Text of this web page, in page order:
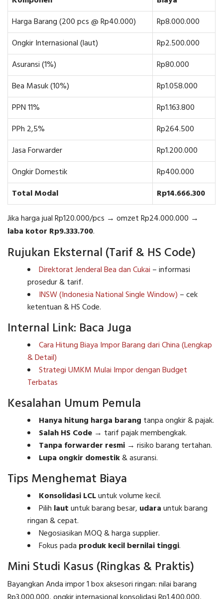
Harga Barang (200 pcs @ Rp40.000)
Rp8.000.000
Ongkir Internasional (laut)
Rp2.500.000
Asuransi (1%)
Rp80.000
Bea Masuk (10%)
Rp1.058.000
PPN 11%
Rp1.163.800
PPh 2,5%
Rp264.500
Jasa Forwarder
Rp1.200.000
Ongkir Domestik
Rp400.000
Total Modal
Rp14.666.300
Jika harga jual Rp120.000/pcs → omzet Rp24.000.000 →
laba kotor Rp9.333.700.
Rujukan Eksternal (Tarif & HS Code)
Direktorat Jenderal Bea dan Cukai – informasi
prosedur & tarif.
INSW (Indonesia National Single Window) – cek
ketentuan & HS Code.
Internal Link: Baca Juga
Cara Hitung Biaya Impor Barang dari China (Lengkap
& Detail)
Strategi UMKM Mulai Impor dengan Budget
Terbatas
Kesalahan Umum Pemula
Hanya hitung harga barang tanpa ongkir & pajak.
Salah HS Code → tarif pajak membengkak.
Tanpa forwarder resmi → risiko barang tertahan.
Lupa ongkir domestik& asuransi.
Tips Menghemat Biaya
Konsolidasi LCLuntuk volume kecil.
Pilih lautuntuk barang besar, udarauntuk barang
ringan & cepat.
Negosiasikan MOQ & harga supplier.
Fokus pada produk kecil bernilai tinggi.
Mini Studi Kasus (Ringkas & Praktis)
Bayangkan Anda impor 1 box aksesori ringan: nilai barang